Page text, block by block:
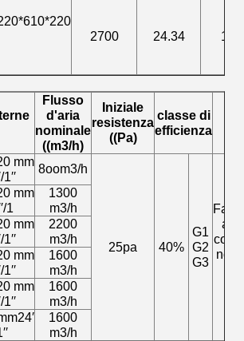
2700
24.34
Flusso
d'aria
nominale
((m3/h)
Iniziale
resistenza
((Pa)
classe di
efficienza
mm 8oom3/h
25pa 40%
G1
G2
G3
a
non
mm
1
1300
m3/h
mm
2200
m3/h
mm
1600
m3/h
mm
1600
m3/h
1600
m3/h